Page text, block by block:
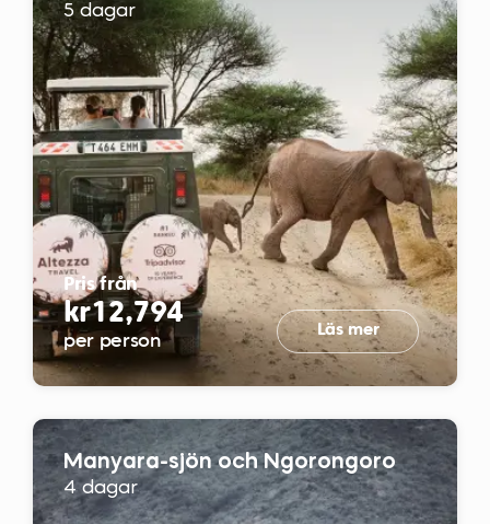
5 dagar
Pris från
kr12,794
per person
Läs mer
Manyara-sjön och Ngorongoro
4 dagar